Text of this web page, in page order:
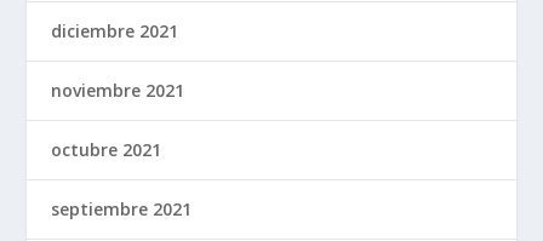
diciembre 2021
noviembre 2021
octubre 2021
septiembre 2021